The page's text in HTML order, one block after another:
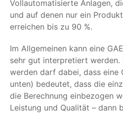
Vollautomatisierte Anlagen,
und auf denen nur ein
erreichen bis zu 90 %.
Im Allgemeinen kann eine
sehr gut interpretiert werden.
werden darf dabei, dass eine
unten) bedeutet, dass die
die Berechnung einbezogen
Leistung und Qualität – dann